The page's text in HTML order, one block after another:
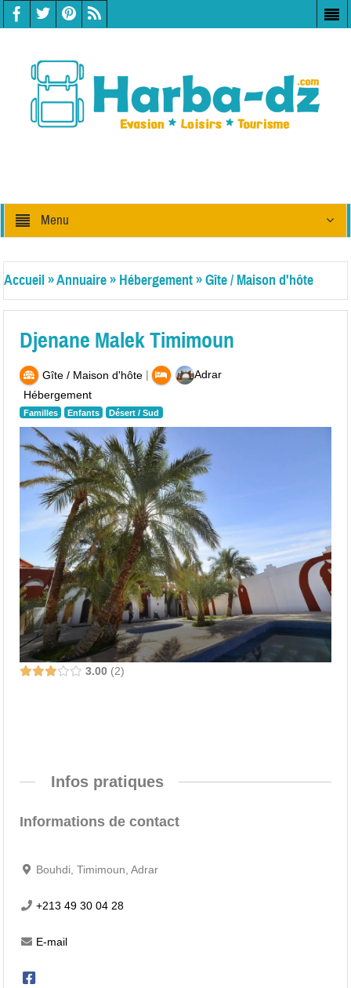
Menu
Accueil»Annuaire» Hébergement»Gîte / Maison d'hôte
Djenane Malek Timimoun
Gîte / Maison d'hôte|
Hébergement
Familles Enfants Désert / Sud
Adrar
3.00 2
Infos pratiques
Informations de contact
Bouhdi, Timimoun, Adrar
+213 49 30 04 28
E-mail